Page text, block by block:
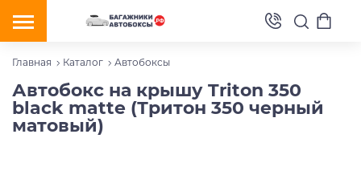
Главная Каталог Автобоксы
Автобокс на крышу Triton 350
black matte (Тритон 350 черный
матовый)